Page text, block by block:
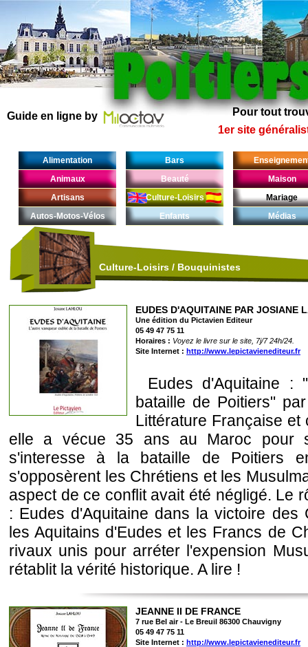
Pour tout
1er site
Guide en ligne by
Alimentation
Animaux
Artisans
Autos-Motos-Vélos
Bars
Beauté
Culture-Loisirs
Enfants
Maison
Mariage
Médias
Culture-Loisirs / Bouquinistes
EUDES D'AQUITAINE PAR JOSIANE
Une édition du Pictavien Editeur
05 49 47 75 11
Horaires : Voyez le livre sur le site, 7j/7 24h/24.
Site Internet : http://www.lepictavienediteur.fr
Eudes d'Aquitaine :
bataille de Poitiers"
Littérature Française et
elle a vécue 35 ans au Maroc pour
s'interesse à la bataille de Poitiers
s'opposèrent les Chrétiens et les
aspect de ce conflit avait été négligé. Le
: Eudes d'Aquitaine dans la victoire des
les Aquitains d'Eudes et les Francs de
rivaux unis pour arréter l'expension
rétablit la vérité historique. A lire !
JEANNE II DE FRANCE
7 rue Bel air - Le Breuil 86300 Chauvigny
05 49 47 75 11
Site Internet : http://www.lepictavienediteur.fr